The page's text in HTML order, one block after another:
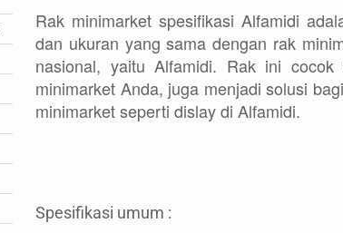
Rak minimarket spesifikasi Alfamidi
dan ukuran yang sama dengan rak
nasional, yaitu Alfamidi. Rak ini
minimarket Anda, juga menjadi solusi
minimarket seperti dislay di Alfamidi.
Spesifikasi umum :